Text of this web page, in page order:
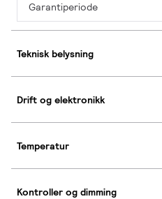
Garantiperiode
Teknisk belysning
Drift og elektronikk
Temperatur
Kontroller og dimming